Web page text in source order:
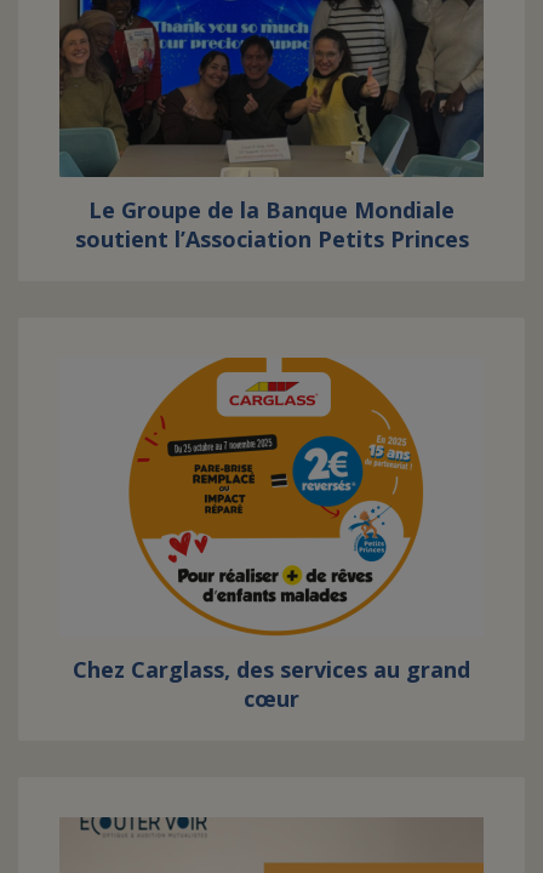
Le Groupe de la Banque Mondiale
soutient l’Association Petits Princes
Chez Carglass, des services au grand
cœur